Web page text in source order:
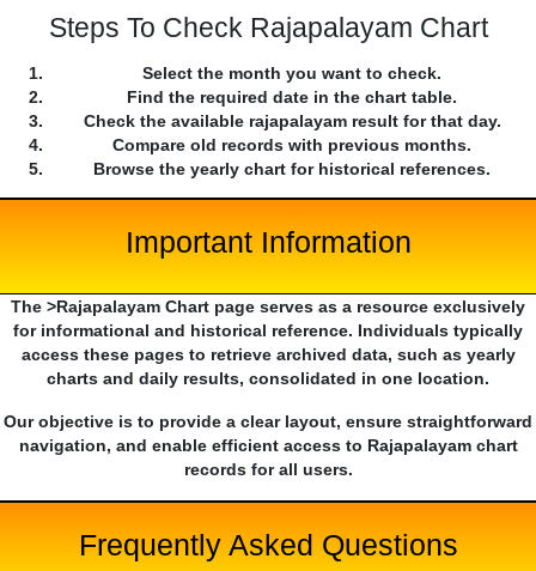
Steps To Check Rajapalayam Chart
Select the month you want to check.
Find the required date in the chart table.
Check the available rajapalayam result for that day.
Compare old records with previous months.
Browse the yearly chart for historical references.
Important Information
The >Rajapalayam Chart page serves as a resource exclusively
for informational and historical reference. Individuals typically
access these pages to retrieve archived data, such as yearly
charts and daily results, consolidated in one location.
Our objective is to provide a clear layout, ensure straightforward
navigation, and enable efficient access to Rajapalayam chart
records for all users.
Frequently Asked Questions